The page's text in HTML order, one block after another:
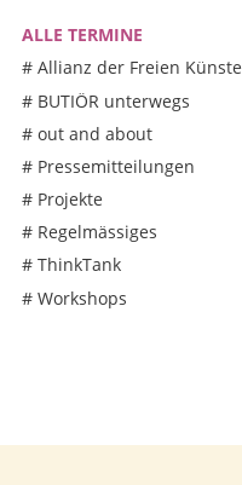
ALLE TERMINE
# Allianz der Freien Künste
# BUTIÖR unterwegs
# out and about
# Pressemitteilungen
# Projekte
# Regelmässiges
# ThinkTank
# Workshops